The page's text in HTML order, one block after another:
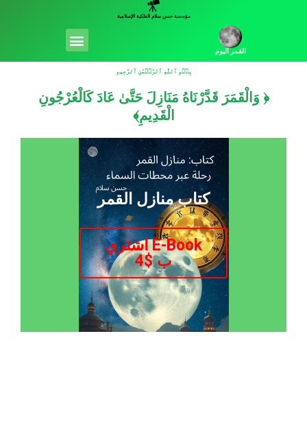
مؤسسة حسن سلام الفلكية الإسلامية
القمر اليوم
Menu
بِسۡمِ ٱللَّهِ ٱلرَّحۡمَٰنِ ٱلرَّحِيمِ
﴿ وَالْقَمَرَ قَدَّرْنَاهُ مَنَازِلَ حَتَّىٰ عَادَ كَالْعُرْجُونِ
الْقَدِيمِ﴾
كتاب منازل القمر
E-Book اشتري
ب $4